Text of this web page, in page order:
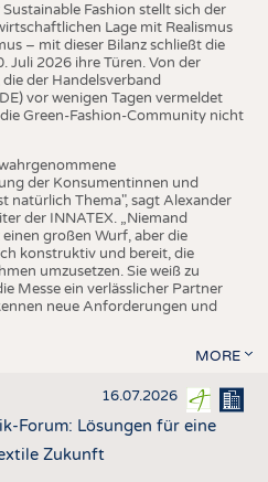
Fashion stellt sich der
Lage mit Realismus
– mit dieser Bilanz schließt die
Juli 2026 ihre Türen. Von der
der Handelsverband
vor wenigen Tagen vermeldet
Green-Fashion-Community nicht
der Konsumentinnen und
natürlich Thema", sagt Alexander
der INNATEX. „Niemand
großen Wurf, aber die
konstruktiv und bereit, die
umzusetzen. Sie weiß zu
Messe ein verlässlicher Partner
neue Anforderungen und
MORE
16.07.2026
Forum: Lösungen für eine
Zukunft